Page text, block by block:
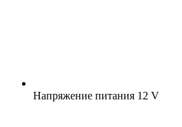
Напряжение питания 12 V